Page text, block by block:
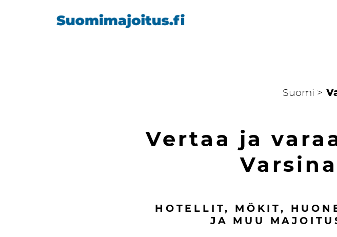
Suomi >
Vertaa ja
HOTELLIT, MÖKIT,
JA MUU